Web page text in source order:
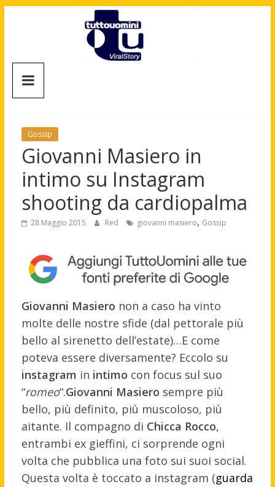
Tuttouomini
Cinema,
Motori,
gay
news
moda
Gossip
Giovanni Masiero in
intimo su Instagram
shooting da cardiopalma
28 Maggio 2015 Red giovanni masiero, Gossip
Giovanni Masiero non a caso ha vinto
molte delle nostre sfide (dal pettorale più
bello al sirenetto dell’estate)…E come
poteva essere diversamente? Eccolo su
instagram in intimo con focus sul suo
“romeo“.Giovanni Masiero sempre più
bello, più definito, più muscoloso, più
aitante. Il compagno di Chicca Rocco,
entrambi ex gieffini, ci sorprende ogni
volta che pubblica una foto sui suoi social.
Questa volta è toccato a instagram (guarda